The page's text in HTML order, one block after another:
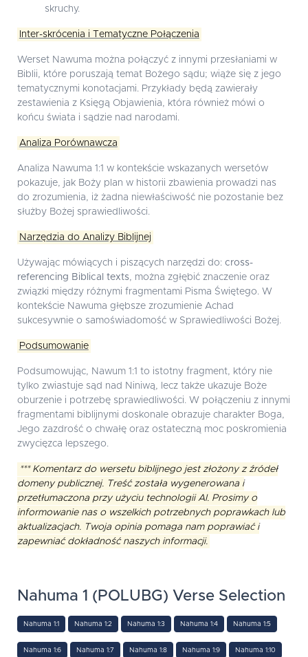
skruchy.
Inter-skrócenia i Tematyczne Połączenia
Werset Nawuma można połączyć z innymi przesłaniami w
Biblii, które poruszają temat Bożego sądu; wiąże się z jego
tematycznymi konotacjami. Przykłady będą zawierały
zestawienia z Księgą Objawienia, która również mówi o
końcu świata i sądzie nad narodami.
Analiza Porównawcza
Analiza Nawuma 1:1 w kontekście wskazanych wersetów
pokazuje, jak Boży plan w historii zbawienia prowadzi nas
do zrozumienia, iż żadna niewłaściwość nie pozostanie bez
służby Bożej sprawiedliwości.
Narzędzia do Analizy Biblijnej
Używając mówiących i piszących narzędzi do: cross-
referencing Biblical texts, można zgłębić znaczenie oraz
związki między różnymi fragmentami Pisma Świętego. W
kontekście Nawuma głębsze zrozumienie Achad
sukcesywnie o samoświadomość w Sprawiedliwości Bożej.
Podsumowanie
Podsumowując, Nawum 1:1 to istotny fragment, który nie
tylko zwiastuje sąd nad Niniwą, lecz także ukazuje Boże
oburzenie i potrzebę sprawiedliwości. W połączeniu z innymi
fragmentami biblijnymi doskonale obrazuje charakter Boga,
Jego zazdrość o chwałę oraz ostateczną moc poskromienia
zwycięzca lepszego.
*** Komentarz do wersetu biblijnego jest złożony z źródeł
domeny publicznej. Treść została wygenerowana i
przetłumaczona przy użyciu technologii AI. Prosimy o
informowanie nas o wszelkich potrzebnych poprawkach lub
aktualizacjach. Twoja opinia pomaga nam poprawiać i
zapewniać dokładność naszych informacji.
Nahuma 1 (POLUBG) Verse Selection
Nahuma 1:1 Nahuma 1:2 Nahuma 1:3 Nahuma 1:4 Nahuma 1:5
Nahuma 1:6 Nahuma 1:7 Nahuma 1:8 Nahuma 1:9 Nahuma 1:10